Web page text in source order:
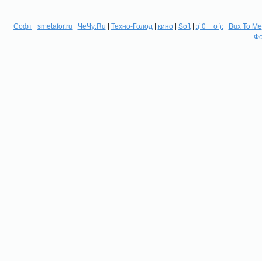
Софт| smetafor.ru | ЧеЧу.Ru | Техно-Голод | кино| Soft| :( 0 _ о ):| Bux To Me